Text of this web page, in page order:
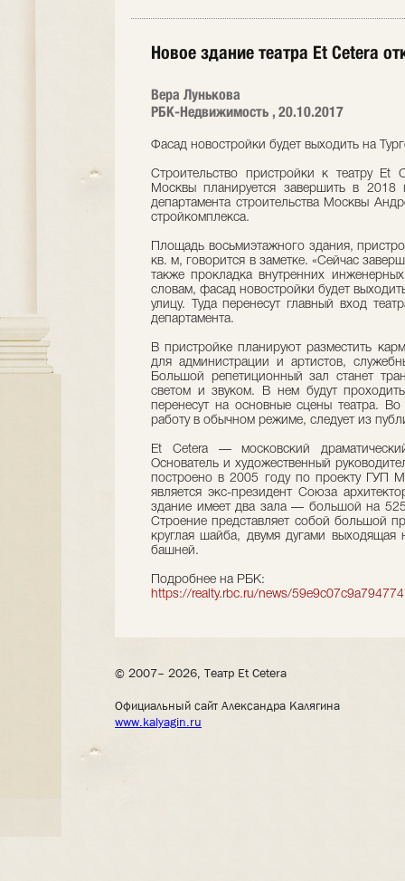
Новое здание театра Et Cetera
Вера Лунькова
РБК-Недвижимость , 20.10.2017
Фасад новостройки будет выходить на
Строительство пристройки к театру
Москвы планируется завершить в 2018
департамента строительства Москвы
стройкомплекса.
Площадь восьмиэтажного здания,
кв. м, говорится в заметке. «Сейчас
также прокладка внутренних
словам, фасад новостройки будет
улицу. Туда перенесут главный вход
департамента.
В пристройке планируют разместить
для администрации и артистов,
Большой репетиционный зал станет
светом и звуком. В нем будут
перенесут на основные сцены театра. Во
работу в обычном режиме, следует из
Et Cetera — московский
Основатель и художественный
построено в 2005 году по проекту ГУП
является экс-президент Союза
здание имеет два зала — большой на
Строение представляет собой большой
круглая шайба, двумя дугами
башней.
Подробнее на РБК:
https://realty.rbc.ru/news/
© 2007– 2026, Театр Et Cetera
Официальный сайт Александра Калягина
www.kalyagin.ru